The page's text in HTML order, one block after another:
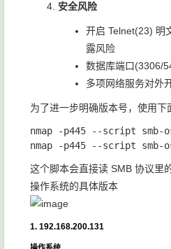
安全风险
开启 Telnet(23) 明
露风险
数据库端口(3306/
多项网络服务对外
为了进一步明确版本号，使用下
nmap -p445 --script smb-
这个脚本会直接读 SMB 协议里
操作系统的具体版本
1. 192.168.200.131